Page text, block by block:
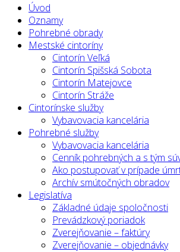
Úvod
Oznamy
Pohrebné obrady
Mestské cintoríny
Cintorín Veľká
Cintorín Spišská Sobota
Cintorín Matejovce
Cintorín Stráže
Cintorínske služby
Vybavovacia kancelária
Pohrebné služby
Vybavovacia kancelária
Cenník pohrebných a s tým
Ako postupovať v prípade
Archív smútočných obradov
Legislatíva
Základné údaje spoločnosti
Prevádzkový poriadok
Zverejňovanie – faktúry
Zverejňovanie – objednávky